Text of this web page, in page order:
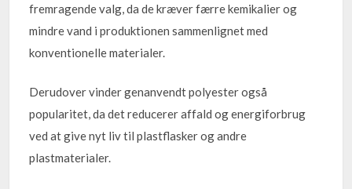
fremragende valg, da de kræver færre kemikalier og
mindre vand i produktionen sammenlignet med
konventionelle materialer.
Derudover vinder genanvendt polyester også
popularitet, da det reducerer affald og energiforbrug
ved at give nyt liv til plastflasker og andre
plastmaterialer.